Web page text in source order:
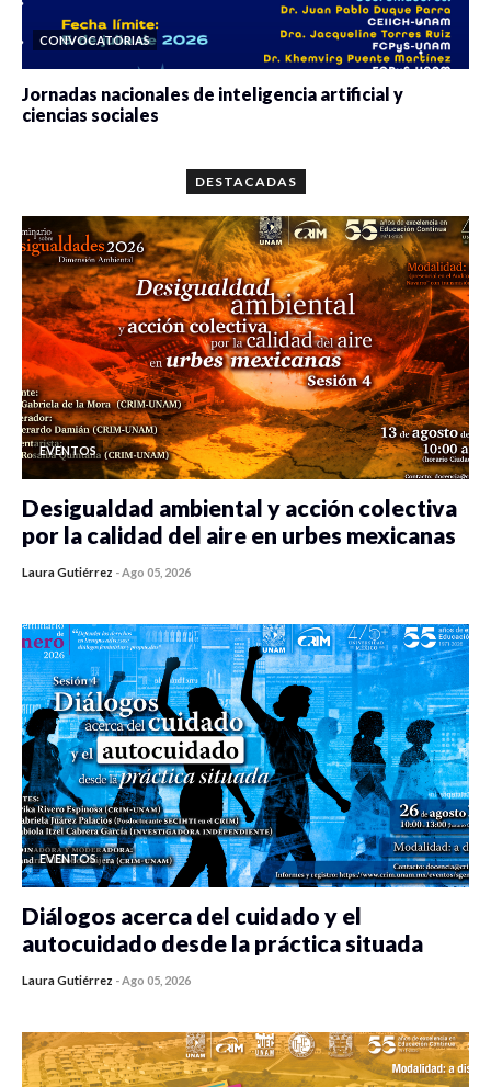
CONVOCATORIAS
Jornadas nacionales de inteligencia artificial y
ciencias sociales
DESTACADAS
EVENTOS
Desigualdad ambiental y acción colectiva
por la calidad del aire en urbes mexicanas
Laura Gutiérrez -Ago 05, 2026
EVENTOS
Diálogos acerca del cuidado y el
autocuidado desde la práctica situada
Laura Gutiérrez -Ago 05, 2026